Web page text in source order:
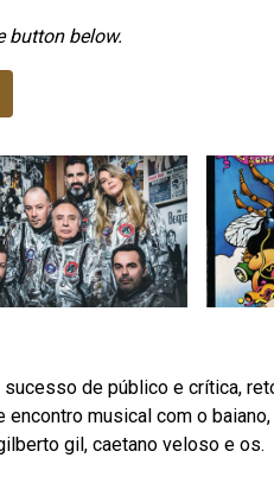
button below.
de público e crítica,
musical com o
gil, caetano veloso e os.